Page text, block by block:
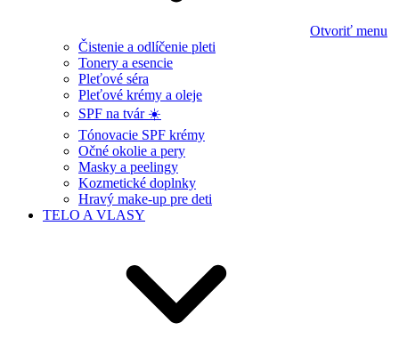
Otvoriť menu
Čistenie a odlíčenie pleti
Tonery a esencie
Pleťové séra
Pleťové krémy a oleje
SPF na tvár ☀️
Tónovacie SPF krémy
Očné okolie a pery
Masky a peelingy
Kozmetické doplnky
Hravý make-up pre deti
TELO A VLASY